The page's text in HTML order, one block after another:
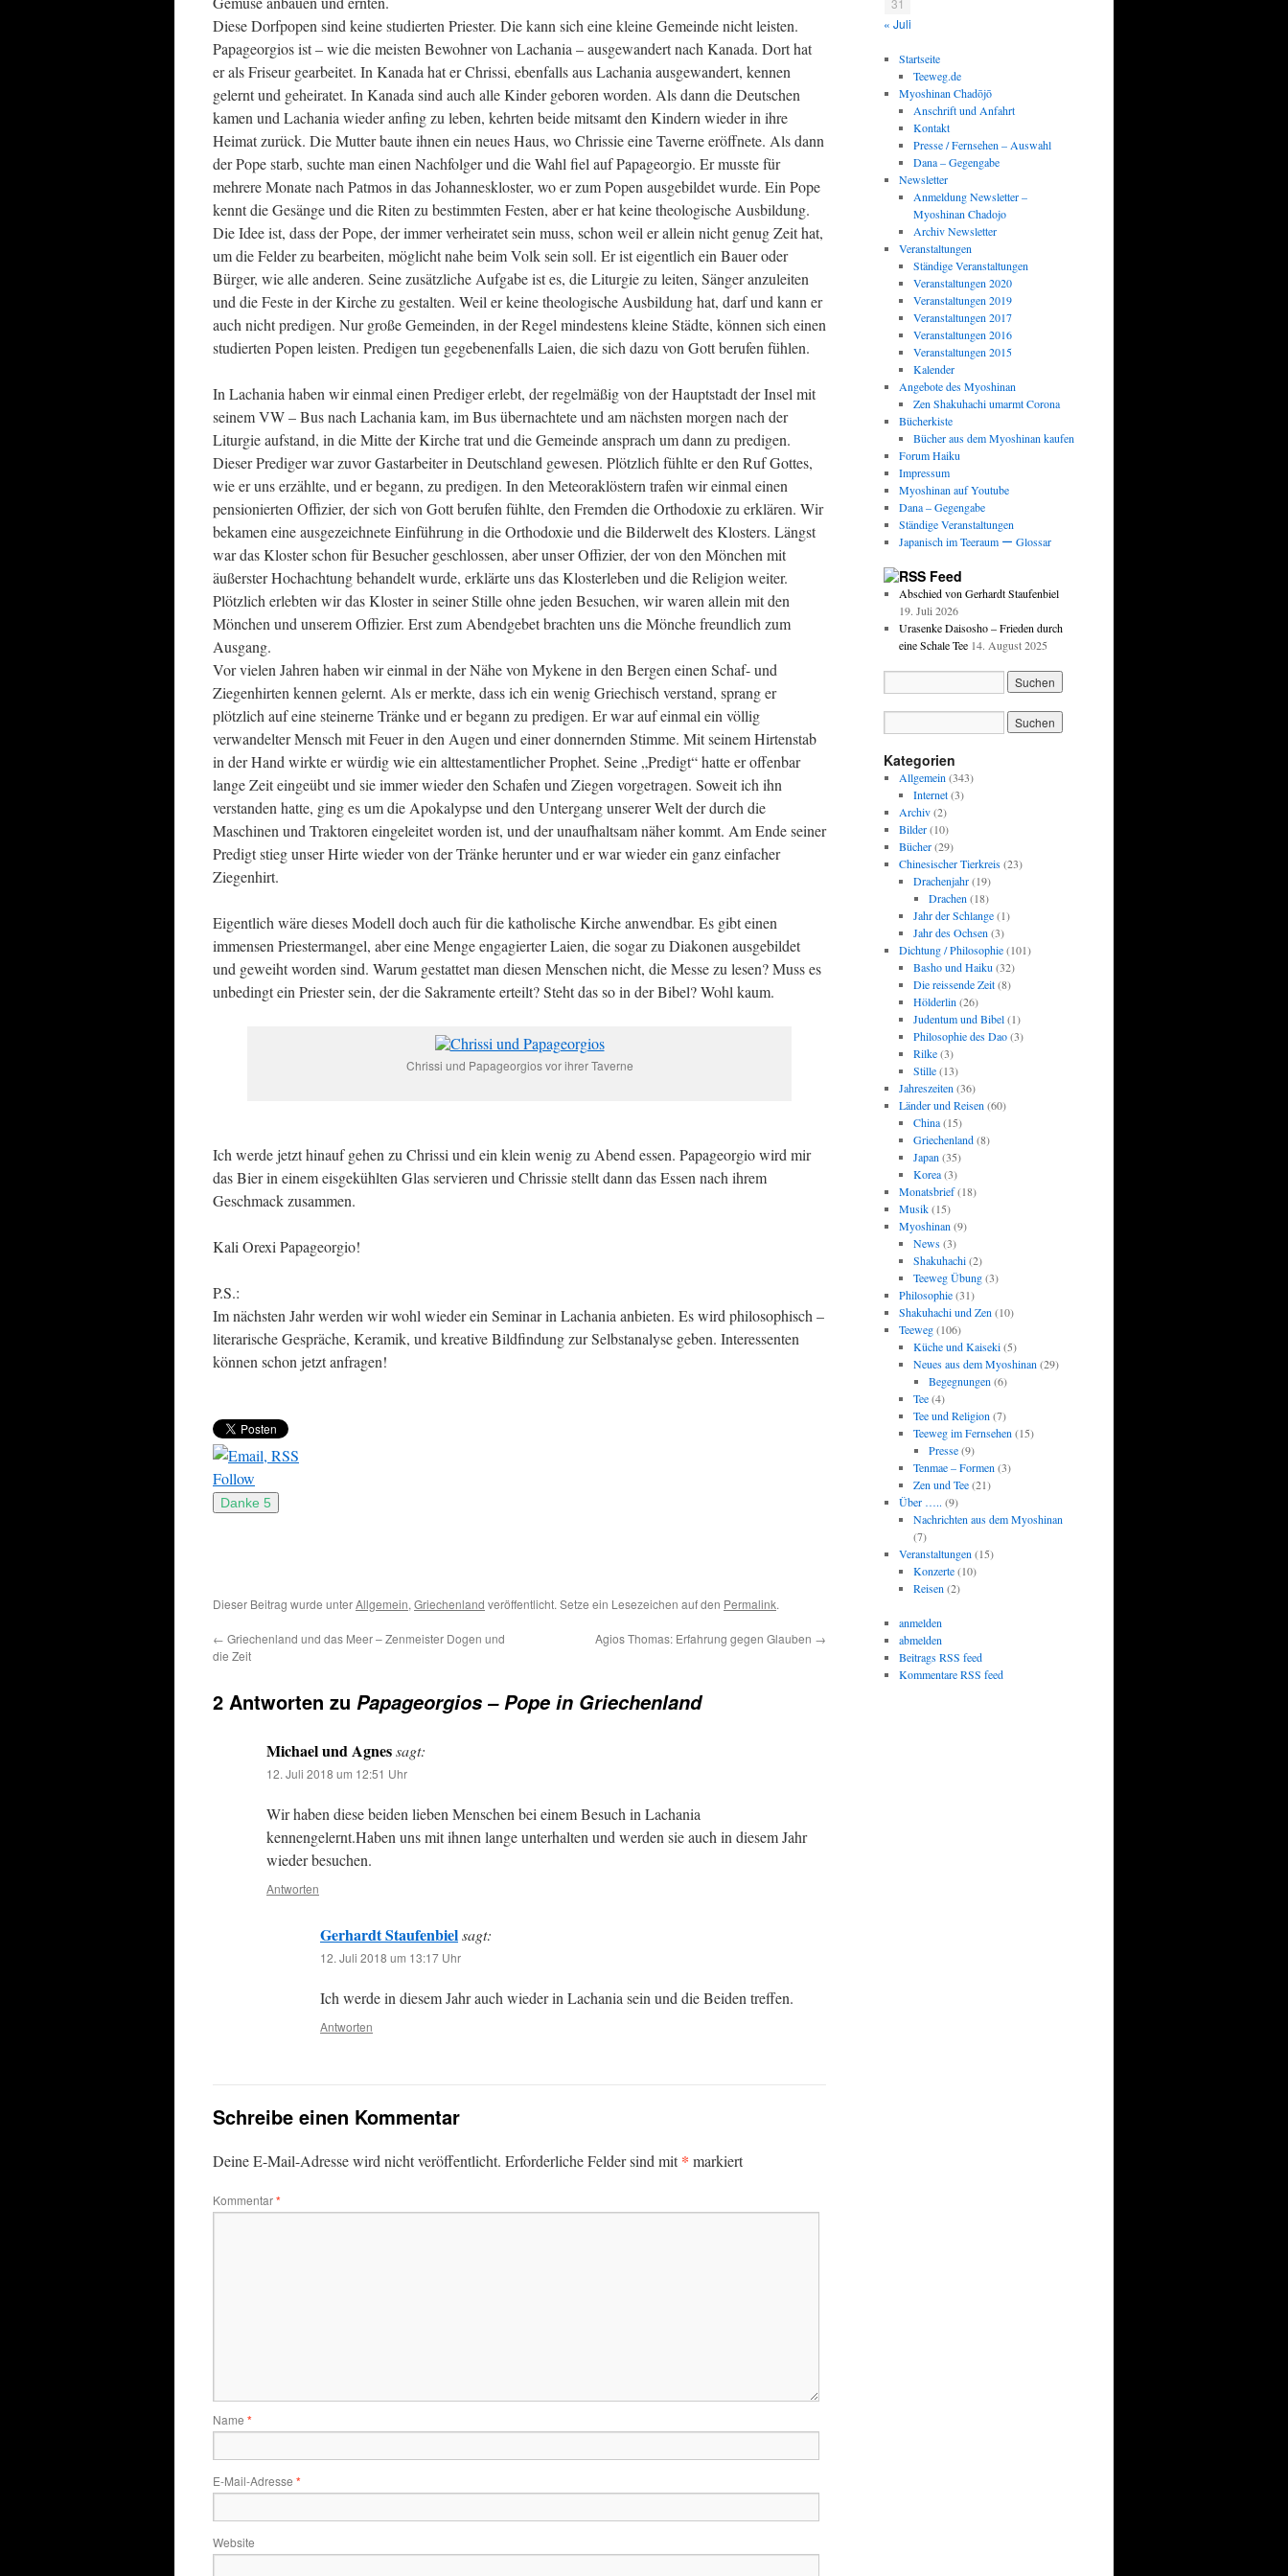
Diese Dorfpopen sind keine studierten Priester. Die kann sich eine kleine Gemeinde nicht leisten.
Papageorgios ist – wie die meisten Bewohner von Lachania – ausgewandert nach Kanada. Dort hat
er als Friseur gearbeitet. In Kanada hat er Chrissi, ebenfalls aus Lachania ausgewandert, kennen
gelernt und geheiratet. In Kanada sind auch alle Kinder geboren worden. Als dann die Deutschen
kamen und Lachania wieder anfing zu leben, kehrten beide mitsamt den Kindern wieder in ihre
Heimat zurück. Die Mutter baute ihnen ein neues Haus, wo Chrissie eine Taverne eröffnete. Als dann
der Pope starb, suchte man einen Nachfolger und die Wahl fiel auf Papageorgio. Er musste für
mehrere Monate nach Patmos in das Johanneskloster, wo er zum Popen ausgebildet wurde. Ein Pope
kennt die Gesänge und die Riten zu bestimmten Festen, aber er hat keine theologische Ausbildung.
Die Idee ist, dass der Pope, der immer verheiratet sein muss, schon weil er allein nicht genug Zeit hat,
um die Felder zu bearbeiten, möglicht nahe beim Volk sein soll. Er ist eigentlich ein Bauer oder
Bürger, wie alle anderen. Seine zusätzliche Aufgabe ist es, die Liturgie zu leiten, Sänger anzuleiten
und die Feste in der Kirche zu gestalten. Weil er keine theologische Ausbildung hat, darf und kann er
auch nicht predigen. Nur große Gemeinden, in der Regel mindestens kleine Städte, können sich einen
studierten Popen leisten. Predigen tun gegebenenfalls Laien, die sich dazu von Gott berufen fühlen.
In Lachania haben wir einmal einen Prediger erlebt, der regelmäßig von der Hauptstadt der Insel mit
seinem VW – Bus nach Lachania kam, im Bus übernachtete und am nächsten morgen nach der
Liturgie aufstand, in die Mitte der Kirche trat und die Gemeinde ansprach um dann zu predigen.
Dieser Prediger war zuvor Gastarbeiter in Deutschland gewesen. Plötzlich fühlte er den Ruf Gottes,
wie er uns erzählte, und er begann, zu predigen. In den Meteoraklöstern trafen wir einmal einen
pensionierten Offizier, der sich von Gott berufen fühlte, den Fremden die Orthodoxie zu erklären. Wir
bekamen eine ausgezeichnete Einführung in die Orthodoxie und die Bilderwelt des Klosters. Längst
war das Kloster schon für Besucher geschlossen, aber unser Offizier, der von den Mönchen mit
äußerster Hochachtung behandelt wurde, erklärte uns das Klosterleben und die Religion weiter.
Plötzlich erlebten wir das Kloster in seiner Stille ohne jeden Besuchen, wir waren allein mit den
Mönchen und unserem Offizier. Erst zum Abendgebet brachten uns die Mönche freundlich zum
Ausgang.
Vor vielen Jahren haben wir einmal in der Nähe von Mykene in den Bergen einen Schaf- und
Ziegenhirten kennen gelernt. Als er merkte, dass ich ein wenig Griechisch verstand, sprang er
plötzlich auf eine steinerne Tränke und er begann zu predigen. Er war auf einmal ein völlig
verwandelter Mensch mit Feuer in den Augen und einer donnernden Stimme. Mit seinem Hirtenstab
in der Hand wirkte er würdig wie ein alttestamentlicher Prophet. Seine „Predigt“ hatte er offenbar
lange Zeit eingeübt und sie immer wieder den Schafen und Ziegen vorgetragen. Soweit ich ihn
verstanden hatte, ging es um die Apokalypse und den Untergang unserer Welt der durch die
Maschinen und Traktoren eingeleitet worden ist, und der unaufhaltsam näher kommt. Am Ende seiner
Predigt stieg unser Hirte wieder von der Tränke herunter und er war wieder ein ganz einfacher
Ziegenhirt.
Eigentlich wäre dieses Modell doch auch für die katholische Kirche anwendbar. Es gibt einen
immensen Priestermangel, aber eine Menge engagierter Laien, die sogar zu Diakonen ausgebildet
und geweiht worden sind. Warum gestattet man diesen Menschen nicht, die Messe zu lesen? Muss es
unbedingt ein Priester sein, der die Sakramente erteilt? Steht das so in der Bibel? Wohl kaum.
Chrissi und Papageorgios vor ihrer Taverne
Ich werde jetzt hinauf gehen zu Chrissi und ein klein wenig zu Abend essen. Papageorgio wird mir
das Bier in einem eisgekühlten Glas servieren und Chrissie stellt dann das Essen nach ihrem
Geschmack zusammen.
Kali Orexi Papageorgio!
P.S.:
Im nächsten Jahr werden wir wohl wieder ein Seminar in Lachania anbieten. Es wird philosophisch –
literarische Gespräche, Keramik, und kreative Bildfindung zur Selbstanalyse geben. Interessenten
können schon jetzt anfragen!
Follow
Dieser Beitrag wurde unterAllgemein, Griechenland veröffentlicht. Setze ein Lesezeichen auf den Permalink.
← Griechenland und das Meer – Zenmeister Dogen und
die Zeit
Agios Thomas: Erfahrung gegen Glauben →
2 Antworten zu Papageorgios – Pope in Griechenland
Michael und Agnessagt:
12. Juli 2018 um 12:51 Uhr
Wir haben diese beiden lieben Menschen bei einem Besuch in Lachania
kennengelernt.Haben uns mit ihnen lange unterhalten und werden sie auch in diesem Jahr
wieder besuchen.
Antworten
Gerhardt Staufenbielsagt:
12. Juli 2018 um 13:17 Uhr
Ich werde in diesem Jahr auch wieder in Lachania sein und die Beiden treffen.
Antworten
Schreibe einen Kommentar
Deine E-Mail-Adresse wird nicht veröffentlicht. Erforderliche Felder sind mit* markiert
Kommentar*
Name *
E-Mail-Adresse *
Website
31
« Juli
Startseite
Teeweg.de
Myoshinan Chadōjō
Anschrift und Anfahrt
Kontakt
Presse / Fernsehen – Auswahl
Dana – Gegengabe
Newsletter
Anmeldung Newsletter –
Myoshinan Chadojo
Archiv Newsletter
Veranstaltungen
Ständige Veranstaltungen
Veranstaltungen 2020
Veranstaltungen 2019
Veranstaltungen 2017
Veranstaltungen 2016
Veranstaltungen 2015
Kalender
Angebote des Myoshinan
Zen Shakuhachi umarmt Corona
Bücherkiste
Bücher aus dem Myoshinan kaufen
Forum Haiku
Impressum
Myoshinan auf Youtube
Dana – Gegengabe
Ständige Veranstaltungen
Japanisch im Teeraum ー Glossar
Feed
Abschied von Gerhardt Staufenbiel
19. Juli 2026
Urasenke Daisosho – Frieden durch
eine Schale Tee 14. August 2025
Kategorien
Allgemein (343)
Internet(3)
Archiv(2)
Bilder(10)
Bücher(29)
Chinesischer Tierkreis(23)
Drachenjahr(19)
Drachen (18)
Jahr der Schlange(1)
Jahr des Ochsen (3)
Dichtung / Philosophie(101)
Basho und Haiku (32)
Die reissende Zeit(8)
Hölderlin (26)
Judentum und Bibel(1)
Philosophie des Dao(3)
Rilke(3)
Stille(13)
Jahreszeiten (36)
Länder und Reisen (60)
China(15)
Griechenland(8)
Japan (35)
Korea(3)
Monatsbrief(18)
Musik(15)
Myoshinan (9)
News(3)
Shakuhachi(2)
Teeweg Übung(3)
Philosophie(31)
Shakuhachi und Zen (10)
Teeweg(106)
Küche und Kaiseki(5)
Neues aus dem Myoshinan (29)
Begegnungen (6)
Tee(4)
Tee und Religion (7)
Teeweg im Fernsehen (15)
Presse(9)
Tenmae – Formen (3)
Zen und Tee(21)
Über ….. (9)
Nachrichten aus dem Myoshinan
(7)
Veranstaltungen (15)
Konzerte(10)
Reisen (2)
anmelden
abmelden
Beitrags RSS feed
Kommentare RSS feed